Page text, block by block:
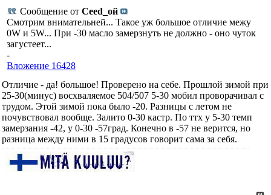
Сообщение от Ceed_ой
Смотрим внимательней... Такое уж большое отличие межу
0W и 5W... При -30 масло замерзнуть не должно - оно чуток
загустеет...
-
Вложение 16428
Отличие - да! большое! Проверено на себе. Прошлой зимой при
25-30(минус) восхваляемое 504/507 5-30 мобил проворачивал с
трудом. Этой зимой пока было -20. Разницы с летом не
почувствовал вообще. Залито 0-30 кастр. По ттх у 5-30 темп
замерзания -42, у 0-30 -57град. Конечно в -57 не верится, но
разница между ними в 15 градусов говорит сама за себя.